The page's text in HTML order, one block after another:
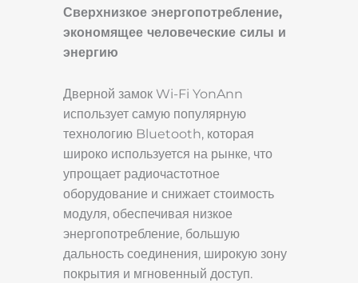
Сверхнизкое энергопотребление,
экономящее человеческие силы и
энергию
Дверной замок Wi-Fi YonAnn
использует самую популярную
технологию Bluetooth, которая
широко используется на рынке, что
упрощает радиочастотное
оборудование и снижает стоимость
модуля, обеспечивая низкое
энергопотребление, большую
дальность соединения, широкую зону
покрытия и мгновенный доступ.